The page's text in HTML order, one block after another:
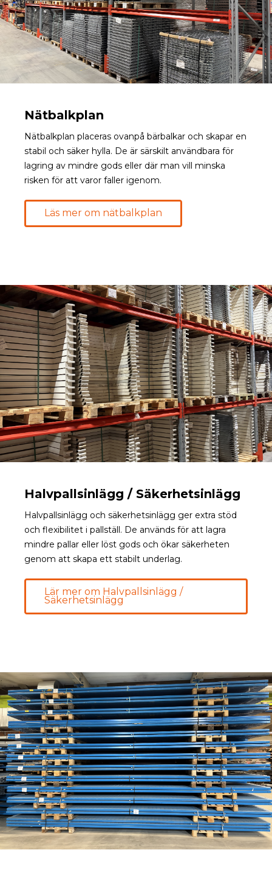
Nätbalkplan
Nätbalkplan placeras ovanpå bärbalkar och skapar en
stabil och säker hylla. De är särskilt användbara för
lagring av mindre gods eller där man vill minska
risken för att varor faller igenom.
Läs mer om nätbalkplan
Halvpallsinlägg / Säkerhetsinlägg
Halvpallsinlägg och säkerhetsinlägg ger extra stöd
och flexibilitet i pallställ. De används för att lagra
mindre pallar eller löst gods och ökar säkerheten
genom att skapa ett stabilt underlag.
Lär mer om Halvpallsinlägg /
Säkerhetsinlägg